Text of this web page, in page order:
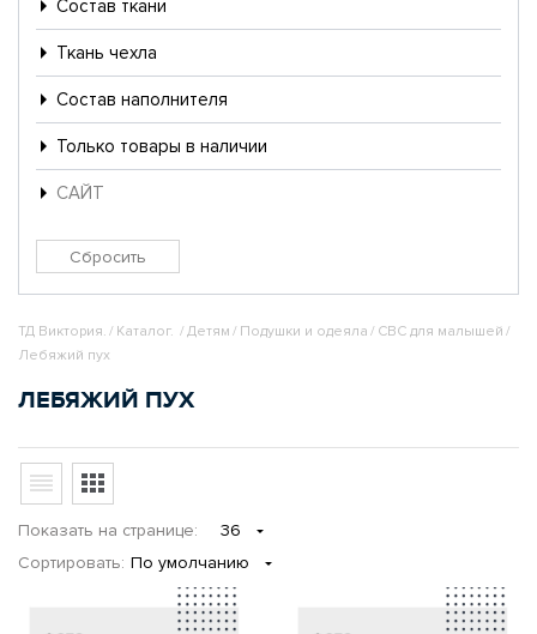
Состав ткани
Ткань чехла
Состав наполнителя
Только товары в наличии
САЙТ
ТД Виктория. / Каталог. / Детям / Подушки и одеяла / СВС для малышей /
Лебяжий пух
ЛЕБЯЖИЙ ПУХ
Показать на странице:
36
Сортировать: По умолчанию